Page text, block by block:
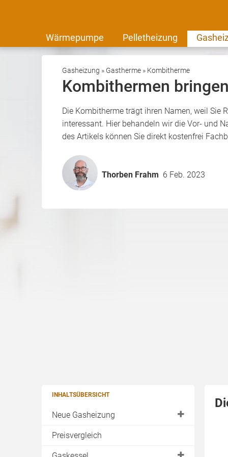
Wärmepumpe Pelletheizung
Gasheizung » Gastherme » Kombitherme
Kombithermen
Die Kombitherme trägt ihren Namen, weil
interessant. Hier behandeln wir die Vor- und
des Artikels können Sie direkt kostenfrei
Thorben Frahm 6 Feb. 2023
INHALTSÜBERSICHT
Neue Gasheizung
Kaufen
Einfamilienhaus
Preisvergleich